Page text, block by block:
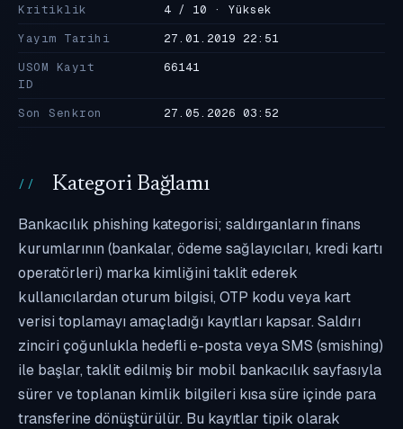
Kritiklik
4 / 10 · Yüksek
Yayım Tarihi
27.01.2019 22:51
USOM Kayıt
ID
66141
Son Senkron 27.05.2026 03:52
Kategori Bağlamı
Bankacılık phishing kategorisi; saldırganların finans
kurumlarının (bankalar, ödeme sağlayıcıları, kredi kartı
operatörleri) marka kimliğini taklit ederek
kullanıcılardan oturum bilgisi, OTP kodu veya kart
verisi toplamayı amaçladığı kayıtları kapsar. Saldırı
zinciri çoğunlukla hedefli e-posta veya SMS (smishing)
ile başlar, taklit edilmiş bir mobil bankacılık sayfasıyla
sürer ve toplanan kimlik bilgileri kısa süre içinde para
transferine dönüştürülür. Bu kayıtlar tipik olarak